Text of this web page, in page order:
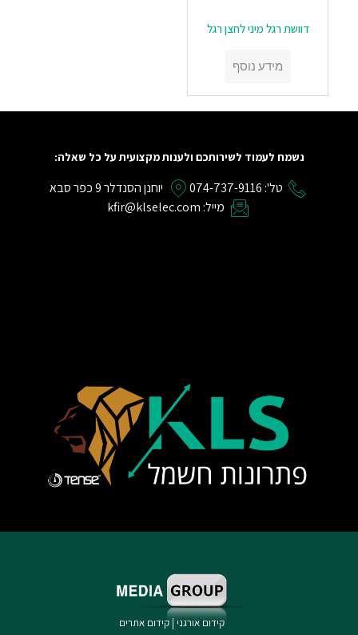
דוושת רגל מיני לחצן רגל
מידע נוסף
נשמח לעמוד לשירותכם ולענות מקצועית על כל שאלה:
טל': 074-737-9116
יוחנן הסנדלר 9 כפר סבא
מייל: kfir@klselec.com
קידום אורגני | קידום אתרים